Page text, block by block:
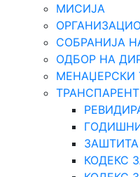
МИСИЈА
СОБРАНИЈА
ОДБОР НА
МЕНАЏЕРСКИ
КОДЕКС